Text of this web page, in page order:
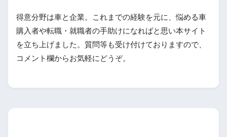
得意分野は車と企業。これまでの経験を元に、悩める車
購入者や転職・就職者の手助けになればと思い本サイト
を立ち上げました。質問等も受け付けておりますので、
コメント欄からお気軽にどうぞ。